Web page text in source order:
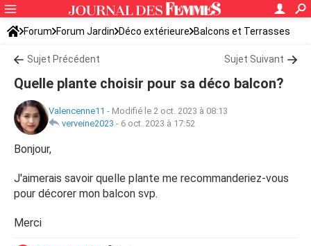
Forum Forum Jardin Déco extérieure Balcons et Terrasses
Sujet Précédent Sujet Suivant
Quelle plante choisir pour sa déco balcon?
Valencenne11 - Modifié le 2 oct. 2023 à 08:13
verveine2023 - 6 oct. 2023 à 17:52
Bonjour,
J'aimerais savoir quelle plante me recommanderiez-vous
pour décorer mon balcon svp.
Merci